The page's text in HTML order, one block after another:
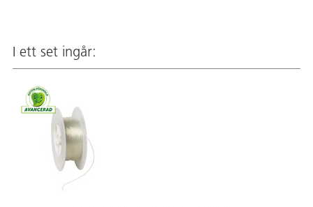
I ett set ingår: